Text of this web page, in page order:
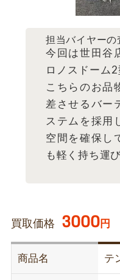
担当バイヤーの
今回は世田谷
ロノスドーム2
こちらのお品
差させるバー
ステムを採用
空間を確保し
も軽く持ち運
買取価格 3000円
商品名 テ